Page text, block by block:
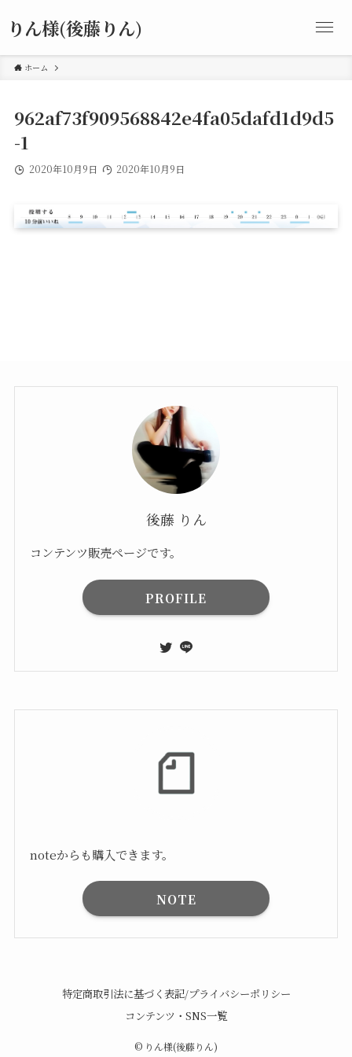
りん様(後藤りん)
ホーム
962af73f909568842e4fa05dafd1d9d5
-1
2020年10月9日 2020年10月9日
後藤 りん
コンテンツ販売ページです。
PROFILE
noteからも購入できます。
NOTE
特定商取引法に基づく表記/プライバシーポリシー
コンテンツ・SNS一覧
© りん様(後藤りん)